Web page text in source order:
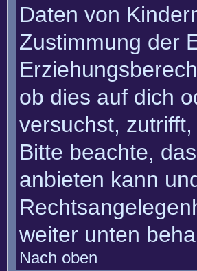
Daten von
Zustimmung der
ob dies auf dich
versuchst,
Bitte beachte,
anbieten kann
weiter unten
Nach oben